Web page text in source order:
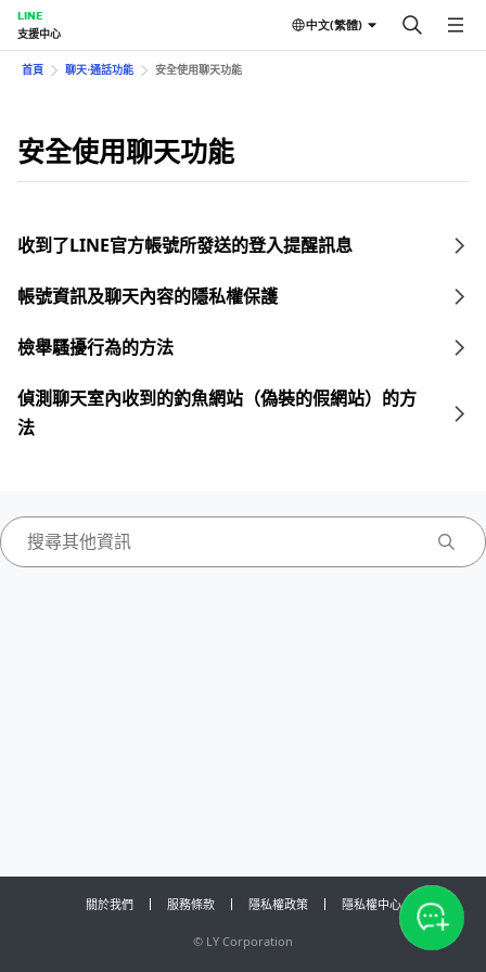
LINE
支援中心
中文(繁體)
首頁 聊天⋅通話功能 安全使用聊天功能
安全使用聊天功能
收到了LINE官方帳號所發送的登入提醒訊息
帳號資訊及聊天內容的隱私權保護
檢舉騷擾行為的方法
偵測聊天室內收到的釣魚網站（偽裝的假網站）的方
法
關於我們 服務條款 隱私權政策 隱私權中心
© LY Corporation